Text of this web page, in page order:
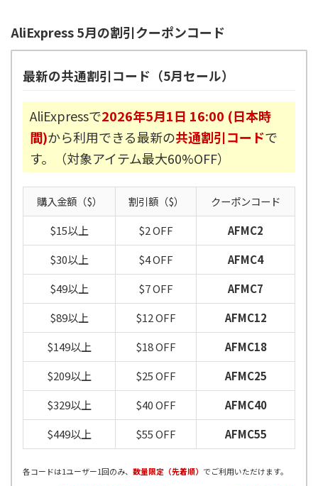
AliExpress 5月の割引クーポンコード
最新の共通割引コード（5月セール）
AliExpressで2026年5月1日 16:00 (日本時
間)から利用できる最新の共通割引コードで
す。（対象アイテム最大60%OFF）
購入金額（$） 割引額（$）
クーポンコード
$15以上
$2 OFF
AFMC2
$30以上
$4 OFF
AFMC4
$49以上
$7 OFF
AFMC7
$89以上
$12 OFF
AFMC12
$149以上
$18 OFF
AFMC18
$209以上
$25 OFF
AFMC25
$329以上
$40 OFF
AFMC40
$449以上
$55 OFF AFMC55
各コードは1ユーザー1回のみ、 数量限定（先着順） でご利用いただけます。